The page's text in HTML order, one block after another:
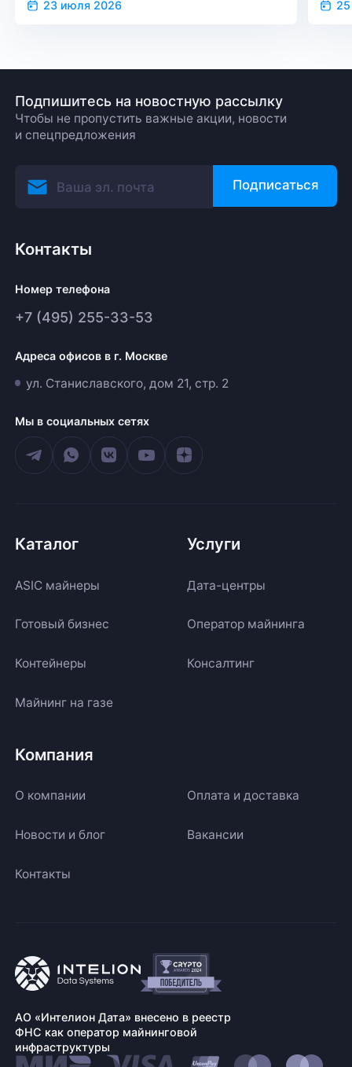
23 июля 2026
Подпишитесь на новостную рассылку
Чтобы не пропустить важные акции, новости
и спецпредложения
Подписаться
Контакты
Номер телефона
+7 (495) 255-33-53
Адреса офисов в г. Москве
ул. Станиславского, дом 21, стр. 2
Мы в социальных сетях
Каталог
ASIC майнеры
Готовый бизнес
Контейнеры
Майнинг на газе
Услуги
Дата-центры
Оператор майнинга
Консалтинг
Компания
О компании Оплата и доставка
Новости и блог Вакансии
Контакты
АО «Интелион Дата» внесено в реестр
ФНС как оператор майнинговой
инфраструктуры